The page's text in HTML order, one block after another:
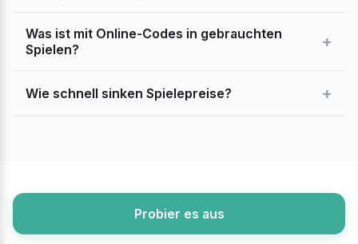
Was ist mit Online-Codes in gebrauchten
Spielen?
+
Wie schnell sinken Spielepreise? +
Probier es aus